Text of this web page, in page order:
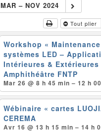
MAR – NOV 2024
Tout plier
Workshop «
systèmes LED –
Intérieures &
Amphithéâtre FNTP
Mar 26 @ 8 h 45 min – 12 h
Wébinaire « cartes
CEREMA
Avr 16 @ 13 h 15 min – 14 h